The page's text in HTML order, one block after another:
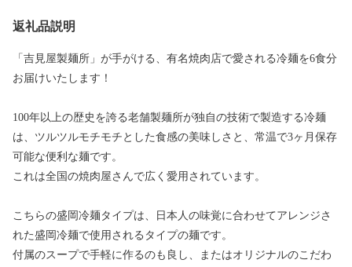
返礼品説明
「吉見屋製麺所」が手がける、有名焼肉店で愛される冷麺を6食分
お届けいたします！
100年以上の歴史を誇る老舗製麺所が独自の技術で製造する冷麺
は、ツルツルモチモチとした食感の美味しさと、常温で3ヶ月保存
可能な便利な麺です。
これは全国の焼肉屋さんで広く愛用されています。
こちらの盛岡冷麺タイプは、日本人の味覚に合わせてアレンジさ
れた盛岡冷麺で使用されるタイプの麺です。
付属のスープで手軽に作るのも良し、またはオリジナルのこだわ